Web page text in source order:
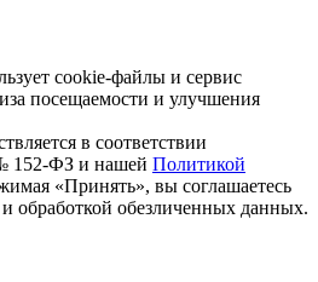
cookie-файлы и сервис
посещаемости и улучшения
в соответствии
152-ФЗ и нашей Политикой
«Принять», вы соглашаетесь
обработкой обезличенных данных.